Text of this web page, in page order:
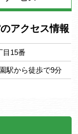
アクセス情報
目15番
駅から徒歩で9分